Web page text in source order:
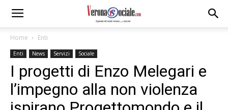
Home Enti
Enti News Servizi Sociale
I progetti di Enzo Melegari e
l’impegno alla non violenza